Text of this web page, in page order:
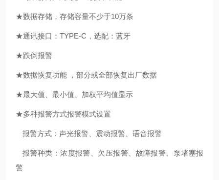
★数据存储 ， 存储容量不少于10万条
★通讯接口 ： TYPE-C，选配：蓝牙
★跌倒报警
★数据恢复功能 ， 部分或全部恢复出厂数据
★最大值、最小值、 加权平均值显示
★多种报警方式报警模式设置
报警方式：声光报警、震动报警 语音报警
报警种类：浓度报警、欠压报警、故障报警
泵堵塞报
警